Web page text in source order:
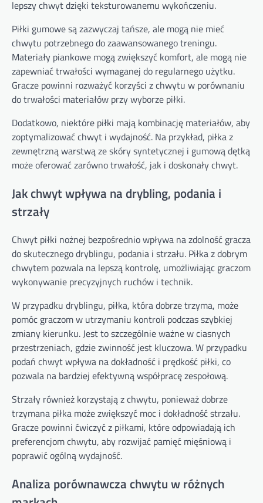
lepszy chwyt dzięki teksturowanemu wykończeniu.
Piłki gumowe są zazwyczaj tańsze, ale mogą nie mieć
chwytu potrzebnego do zaawansowanego treningu.
Materiały piankowe mogą zwiększyć komfort, ale mogą nie
zapewniać trwałości wymaganej do regularnego użytku.
Gracze powinni rozważyć korzyści z chwytu w porównaniu
do trwałości materiałów przy wyborze piłki.
Dodatkowo, niektóre piłki mają kombinację materiałów, aby
zoptymalizować chwyt i wydajność. Na przykład, piłka z
zewnętrzną warstwą ze skóry syntetycznej i gumową dętką
może oferować zarówno trwałość, jak i doskonały chwyt.
Jak chwyt wpływa na drybling, podania i
strzały
Chwyt piłki nożnej bezpośrednio wpływa na zdolność gracza
do skutecznego dryblingu, podania i strzału. Piłka z dobrym
chwytem pozwala na lepszą kontrolę, umożliwiając graczom
wykonywanie precyzyjnych ruchów i technik.
W przypadku dryblingu, piłka, która dobrze trzyma, może
pomóc graczom w utrzymaniu kontroli podczas szybkiej
zmiany kierunku. Jest to szczególnie ważne w ciasnych
przestrzeniach, gdzie zwinność jest kluczowa. W przypadku
podań chwyt wpływa na dokładność i prędkość piłki, co
pozwala na bardziej efektywną współpracę zespołową.
Strzały również korzystają z chwytu, ponieważ dobrze
trzymana piłka może zwiększyć moc i dokładność strzału.
Gracze powinni ćwiczyć z piłkami, które odpowiadają ich
preferencjom chwytu, aby rozwijać pamięć mięśniową i
poprawić ogólną wydajność.
Analiza porównawcza chwytu w różnych